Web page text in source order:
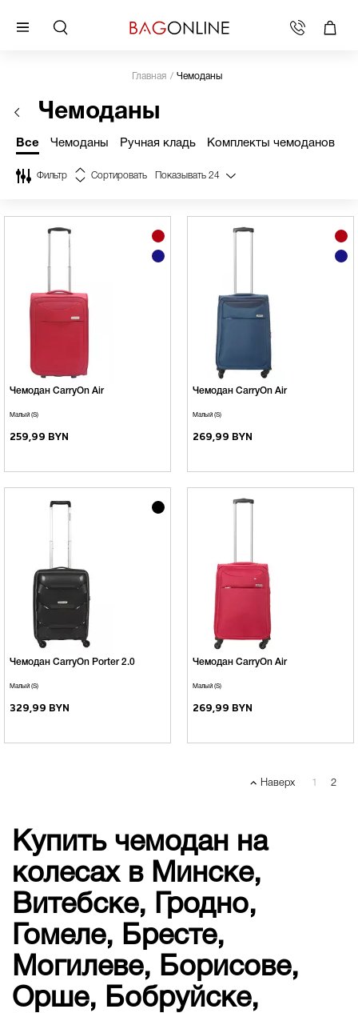
Главная Чемоданы
Чемоданы
Все Чемоданы Ручная кладь Комплекты чемоданов
Фильтр Сортировать Показывать 24
Чемодан CarryOn Air
Малый (S)
259,99 BYN
Чемодан CarryOn Air
Малый (S)
269,99 BYN
Чемодан CarryOn Porter 2.0
Малый (S)
329,99 BYN
Чемодан CarryOn Air
Малый (S)
269,99 BYN
Наверх 1 2
Купить чемодан на
колесах в Минске,
Витебске, Гродно,
Гомеле, Бресте,
Могилеве, Борисове,
Орше, Бобруйске,